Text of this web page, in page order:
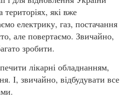
які вже
електрику, газ, постачання
але повертаємо. Звичайно,
зробити.
лікарні обладнанням,
І, звичайно, відбудувати все